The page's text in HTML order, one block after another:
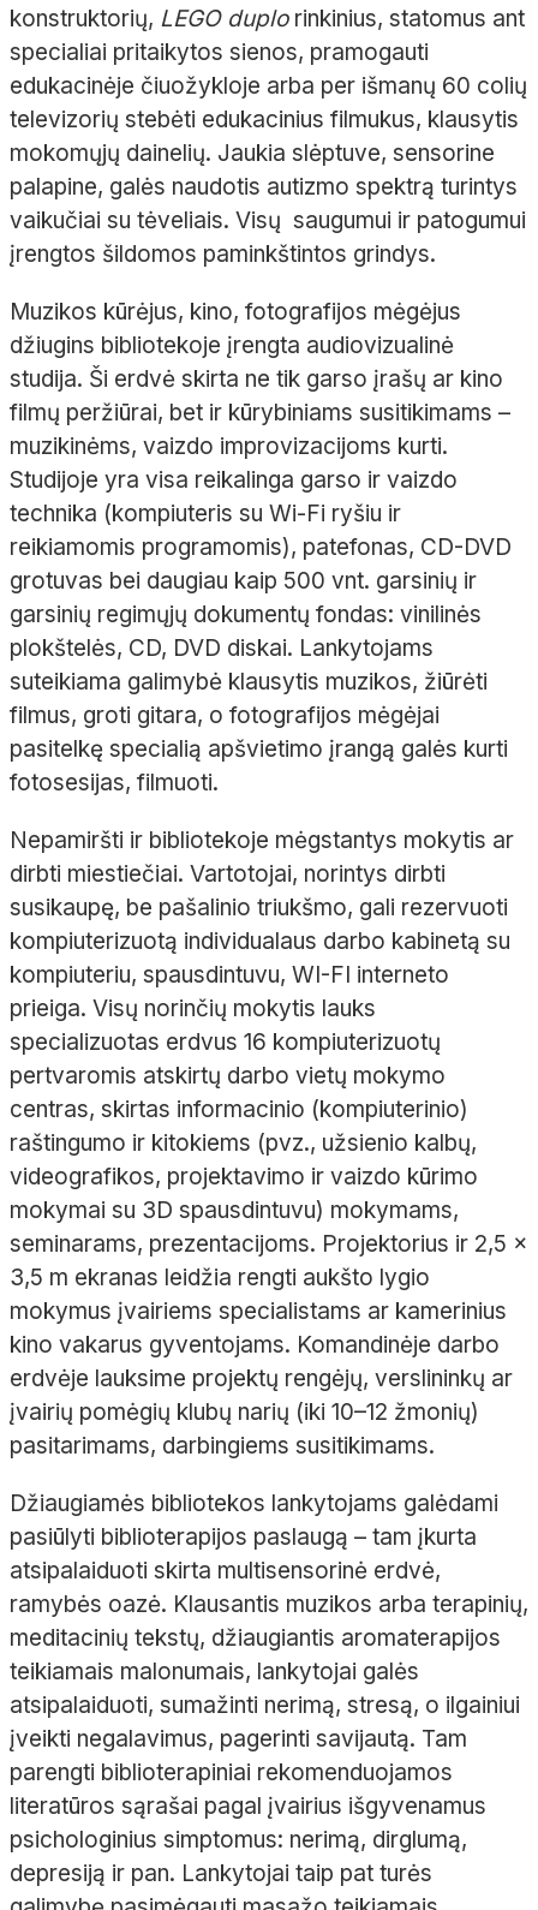
konstruktorių, LEGO duplorinkinius, statomus ant
specialiai pritaikytos sienos, pramogauti
edukacinėje čiuožykloje arba per išmanų 60 colių
televizorių stebėti edukacinius filmukus, klausytis
mokomųjų dainelių. Jaukia slėptuve, sensorine
palapine, galės naudotis autizmo spektrą turintys
vaikučiai su tėveliais. Visų saugumui ir patogumui
įrengtos šildomos paminkštintos grindys.
Muzikos kūrėjus, kino, fotografijos mėgėjus
džiugins bibliotekoje įrengta audiovizualinė
studija. Ši erdvė skirta ne tik garso įrašų ar kino
filmų peržiūrai, bet ir kūrybiniams susitikimams –
muzikinėms, vaizdo improvizacijoms kurti.
Studijoje yra visa reikalinga garso ir vaizdo
technika (kompiuteris su Wi-Fi ryšiu ir
reikiamomis programomis), patefonas, CD-DVD
grotuvas bei daugiau kaip 500 vnt. garsinių ir
garsinių regimųjų dokumentų fondas: vinilinės
plokštelės, CD, DVD diskai. Lankytojams
suteikiama galimybė klausytis muzikos, žiūrėti
filmus, groti gitara, o fotografijos mėgėjai
pasitelkę specialią apšvietimo įrangą galės kurti
fotosesijas, filmuoti.
Nepamiršti ir bibliotekoje mėgstantys mokytis ar
dirbti miestiečiai. Vartotojai, norintys dirbti
susikaupę, be pašalinio triukšmo, gali rezervuoti
kompiuterizuotą individualaus darbo kabinetą su
kompiuteriu, spausdintuvu, WI-FI interneto
prieiga. Visų norinčių mokytis lauks
specializuotas erdvus 16 kompiuterizuotų
pertvaromis atskirtų darbo vietų mokymo
centras, skirtas informacinio (kompiuterinio)
raštingumo ir kitokiems (pvz., užsienio kalbų,
videografikos, projektavimo ir vaizdo kūrimo
mokymai su 3D spausdintuvu) mokymams,
seminarams, prezentacijoms. Projektorius ir 2,5 x
3,5 m ekranas leidžia rengti aukšto lygio
mokymus įvairiems specialistams ar kamerinius
kino vakarus gyventojams. Komandinėje darbo
erdvėje lauksime projektų rengėjų, verslininkų ar
įvairių pomėgių klubų narių (iki 10–12 žmonių)
pasitarimams, darbingiems susitikimams.
Džiaugiamės bibliotekos lankytojams galėdami
pasiūlyti biblioterapijos paslaugą – tam įkurta
atsipalaiduoti skirta multisensorinė erdvė,
ramybės oazė. Klausantis muzikos arba terapinių,
meditacinių tekstų, džiaugiantis aromaterapijos
teikiamais malonumais, lankytojai galės
atsipalaiduoti, sumažinti nerimą, stresą, o ilgainiui
įveikti negalavimus, pagerinti savijautą. Tam
parengti biblioterapiniai rekomenduojamos
literatūros sąrašai pagal įvairius išgyvenamus
psichologinius simptomus: nerimą, dirglumą,
depresiją ir pan. Lankytojai taip pat turės